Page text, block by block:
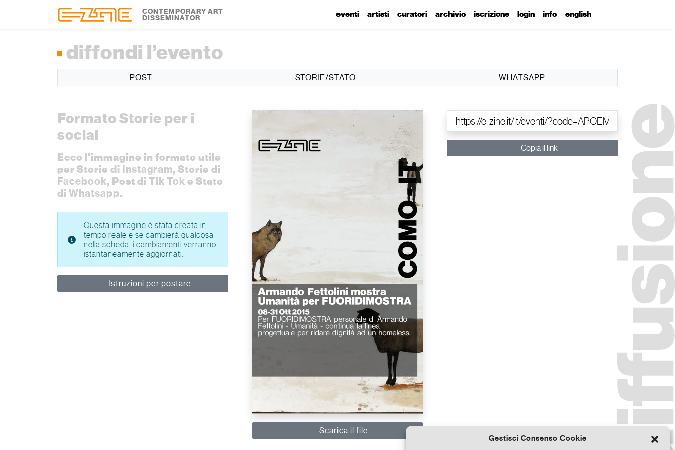
Gestisci Consenso Cookie
CONTEMPORARY ART
DISSEMINATOR eventi artisti curatori archivio iscrizione login info english
diffondi l’evento
POST STORIE/STATO WHATSAPP
Formato Storie per i
social
Ecco l'immagine in formato utile
per Storie di Instagram, Storie di
Facebook, Post di Tik Tok e Stato
di Whatsapp.
Questa immagine è stata creata in
tempo reale e se cambierà qualcosa
nella scheda, i cambiamenti verranno
istantaneamente aggiornati.
Istruzioni per postare
Scarica il file
Copia il link